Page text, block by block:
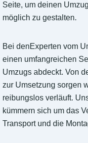
Seite, um deinen
möglich zu gestalten.
Bei denExperten vom
einen umfangreichen
Umzugs abdeckt. Von
zur Umsetzung sorgen
reibungslos verläuft.
kümmern sich um das
Transport und die